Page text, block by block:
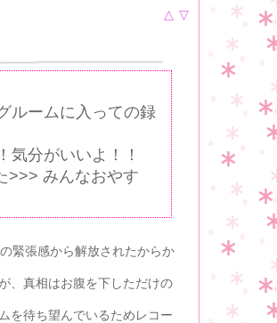
△ ▽
ルームに入っての録
気分がいいよ！！
>>> みんなおやす
緊張感から解放されたからか
、真相はお腹を下しただけの
を待ち望んでいるためレコー